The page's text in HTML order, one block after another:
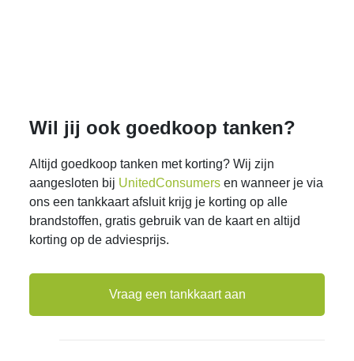
Wil jij ook goedkoop tanken?
Altijd goedkoop tanken met korting? Wij zijn
aangesloten bij UnitedConsumers en wanneer je via
ons een tankkaart afsluit krijg je korting op alle
brandstoffen, gratis gebruik van de kaart en altijd
korting op de adviesprijs.
Vraag een tankkaart aan